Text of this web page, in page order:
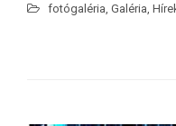
fotógaléria Galéria